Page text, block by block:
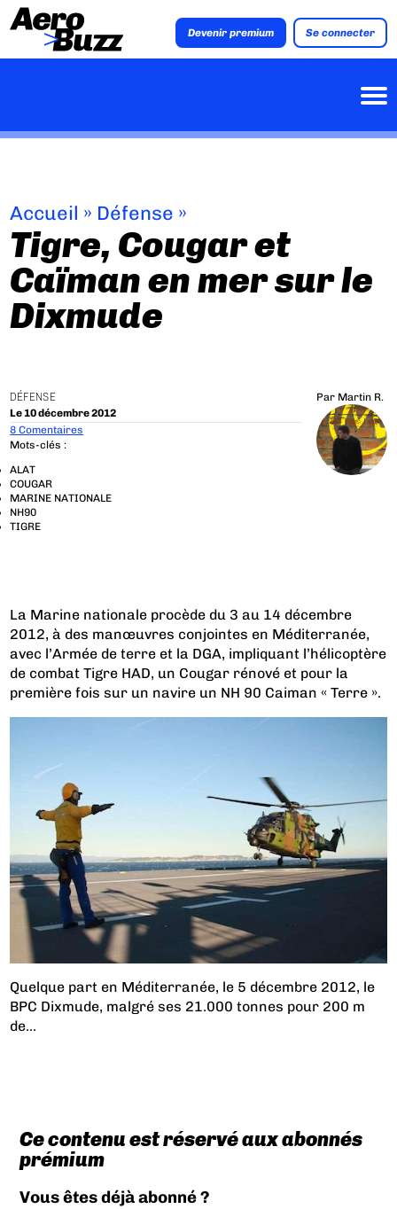
Devenir premium Se connecter
Accueil » Défense »
Tigre, Cougar et
Caïman en mer sur le
Dixmude
DÉFENSE
Le 10 décembre 2012
Par Martin R.
8 Comentaires
Mots-clés :
ALAT
COUGAR
MARINE NATIONALE
NH90
TIGRE
La Marine nationale procède du 3 au 14 décembre
2012, à des manœuvres conjointes en Méditerranée,
avec l’Armée de terre et la DGA, impliquant l’hélicoptère
de combat Tigre HAD, un Cougar rénové et pour la
première fois sur un navire un NH 90 Caiman « Terre ».
Quelque part en Méditerranée, le 5 décembre 2012, le
BPC Dixmude, malgré ses 21.000 tonnes pour 200 m
de...
Ce contenu est réservé aux abonnés
prémium
Vous êtes déjà abonné ?